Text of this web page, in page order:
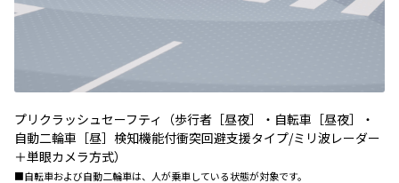
プリクラッシュセーフティ（歩行者［昼夜］・自転車［昼夜］・
自動二輪車［昼］検知機能付衝突回避支援タイプ/ミリ波レーダー
＋単眼カメラ方式）
■自転車および自動二輪車は、人が乗車している状態が対象です。